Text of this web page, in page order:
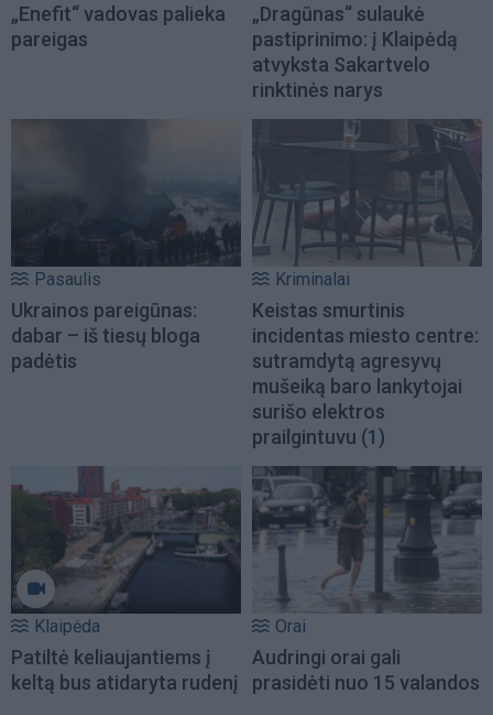
„Enefit“ vadovas palieka
pareigas
„Dragūnas“ sulaukė
pastiprinimo: į Klaipėdą
atvyksta Sakartvelo
rinktinės narys
Pasaulis
Ukrainos pareigūnas:
dabar – iš tiesų bloga
padėtis
Kriminalai
Keistas smurtinis
incidentas miesto centre:
sutramdytą agresyvų
mušeiką baro lankytojai
surišo elektros
prailgintuvu (1)
Klaipėda
Patiltė keliaujantiems į
keltą bus atidaryta rudenį
Orai
Audringi orai gali
prasidėti nuo 15 valandos